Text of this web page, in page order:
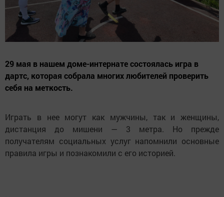
29 мая в нашем доме-интернате состоялась игра в
дартс, которая собрала многих любителей проверить
себя на меткость.
Играть в нее могут как мужчины, так и женщины,
дистанция до мишени — 3 метра.​ Но прежде
получателям социальных услуг напомнили основные
правила игры и познакомили с его историей.